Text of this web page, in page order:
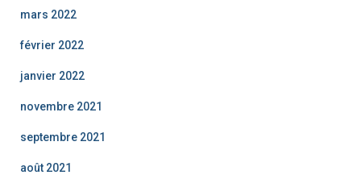
mars 2022
février 2022
janvier 2022
novembre 2021
septembre 2021
août 2021